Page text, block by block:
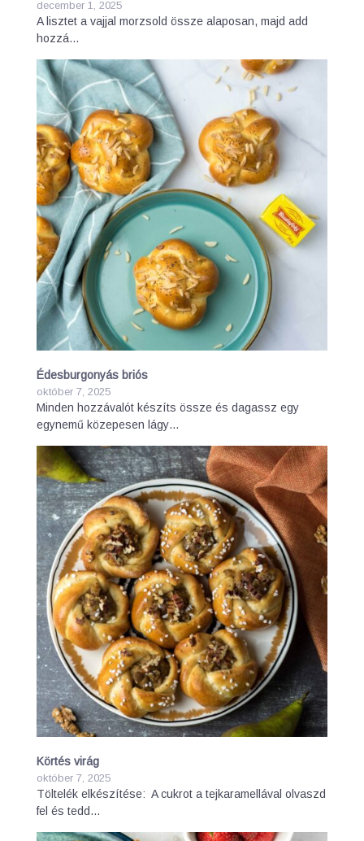
december 1, 2025
A lisztet a vajjal morzsold össze alaposan, majd add
hozzá…
Édesburgonyás briós
október 7, 2025
Minden hozzávalót készíts össze és dagassz egy
egynemű közepesen lágy…
Körtés virág
október 7, 2025
Töltelék elkészítése: A cukrot a tejkaramellával olvaszd
fel és tedd…